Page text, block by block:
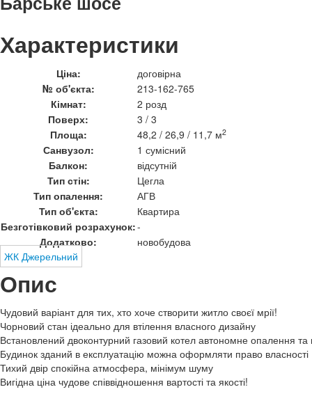
Характеристики
Ціна:
договірна
№ об'єкта:
213-162-765
Кімнат:
2 розд
Поверх:
3 / 3
Площа:
48,2 / 26,9 / 11,7 м2
Санвузол:
1 сумісний
Балкон:
відсутній
Тип стін:
Цегла
Тип опалення:
АГВ
Тип об'єкта:
Квартира
Безготівковий розрахунок:-
Додатково:
новобудова
ЖК Джерельний
Опис
Чудовий варіант для тих, хто хоче створити житло своєї мрії!
Чорновий стан ідеально для втілення власного дизайну
Встановлений двоконтурний газовий котел автономне опалення
Будинок зданий в експлуатацію можна оформляти право власності
Тихий двір спокійна атмосфера, мінімум шуму
Вигідна ціна чудове співвідношення вартості та якості!